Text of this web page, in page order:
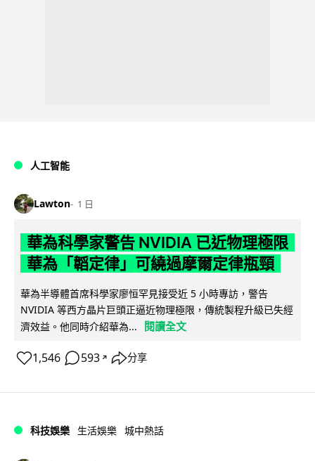
人工智能
Lawton 1 日
華為科學家警告 NVIDIA 已近物理極限
華為「韜定律」可繞過摩爾定律瓶頸
華為半導體首席科學家廖恒罕見接受近 5 小時專訪，警告
NVIDIA 等西方晶片巨頭正逼近物理極限，傳統製程升級已失經
濟效益。他同時介紹華為...
閱讀全文
1,546 593 ↗ 分享
科技娛樂 生活娛樂 城中熱話